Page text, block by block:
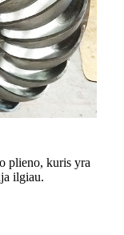
plieno, kuris yra
ilgiau.